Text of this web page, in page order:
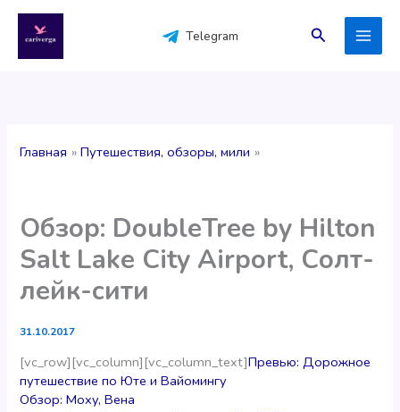
содержимому
Telegram Поиск
Главная Путешествия, обзоры, мили
Обзор: DoubleTree by Hilton
Salt Lake City Airport, Солт-
лейк-сити
31.10.2017
[vc_row][vc_column][vc_column_text]Превью: Дорожное
путешествие по Юте и Вайомингу
Обзор: Moxy, Вена